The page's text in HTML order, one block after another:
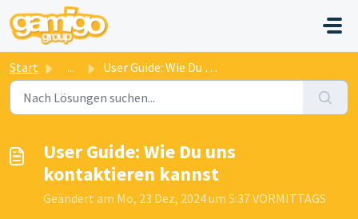
Zum hauptsächlichen Inhalt gehen
Start ... User Guide: Wie Du uns kontaktieren kannst
User Guide: Wie Du uns
kontaktieren kannst
Geändert am Mo, 23 Dez, 2024 um 5:37 VORMITTAGS